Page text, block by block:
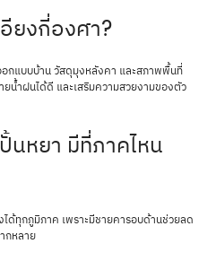
ยงกี่องศา?
กแบบบ้าน วัสดุมุงหลังคา และสภาพพื้นที่
ยน้ำฝนได้ดี และเสริมความสวยงามของตัว
นหยา มีที่ภาคไหน
ด้ทุกภูมิภาค เพราะมีชายคารอบด้านช่วยลด
กหลาย